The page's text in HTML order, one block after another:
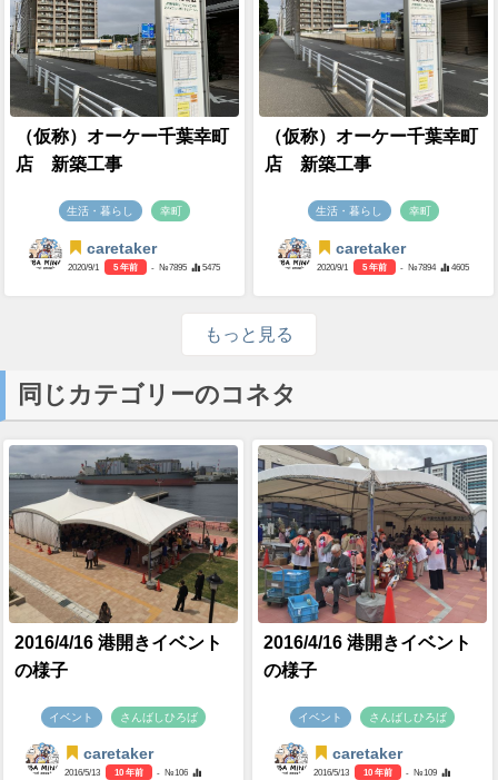
（仮称）オーケー千葉幸町
店 新築工事
生活・暮らし 幸町
caretaker
2020/9/1 5 年前 - №7895 5475
（仮称）オーケー千葉幸町
店 新築工事
生活・暮らし 幸町
caretaker
2020/9/1 5 年前 - №7894 4605
もっと見る
同じカテゴリーのコネタ
2016/4/16 港開きイベント
の様子
イベント さんばしひろば
caretaker
2016/5/13 10 年前
- №106
2016/4/16 港開きイベント
の様子
イベント さんばしひろば
caretaker
2016/5/13 10 年前
- №109